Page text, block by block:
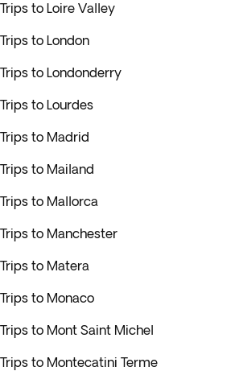
Trips to Loire Valley
Trips to London
Trips to Londonderry
Trips to Lourdes
Trips to Madrid
Trips to Mailand
Trips to Mallorca
Trips to Manchester
Trips to Matera
Trips to Monaco
Trips to Mont Saint Michel
Trips to Montecatini Terme